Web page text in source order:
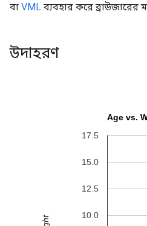
বা VML ব্যবহার করে ব্রাউজারের
উদাহরণ